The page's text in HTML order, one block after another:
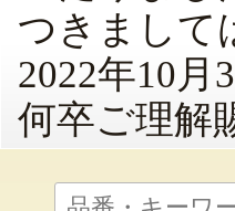
つきまして
2022年10
何卒ご理解